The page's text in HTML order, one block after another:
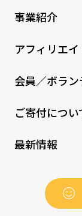
事業紹介
アフィリエ
会員／ボラン
ご寄付につい
最新情報